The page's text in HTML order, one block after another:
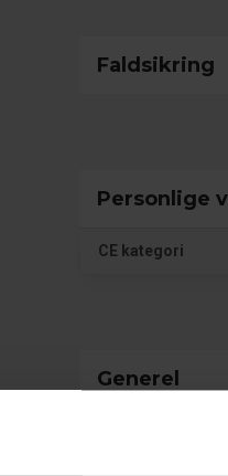
Faldsikring
Personlige
CE kategori
Generel